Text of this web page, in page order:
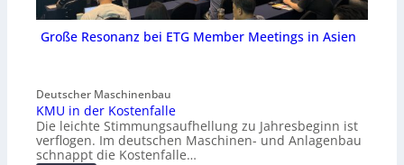
Große Resonanz bei ETG Member Meetings in Asien
Deutscher Maschinenbau
KMU in der Kostenfalle
Die leichte Stimmungsaufhellung zu Jahresbeginn ist
verflogen. Im deutschen Maschinen- und Anlagenbau
schnappt die Kostenfalle…